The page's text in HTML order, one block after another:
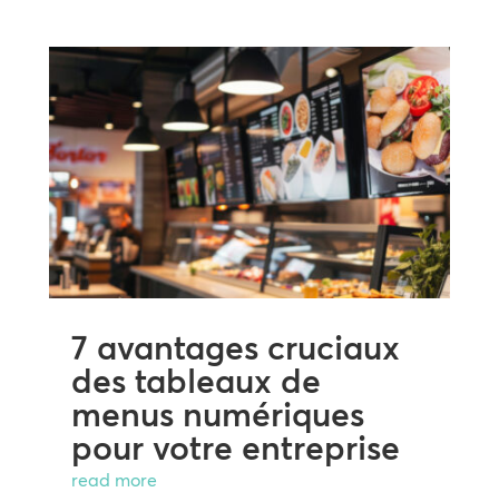
7 avantages cruciaux
des tableaux de
menus numériques
pour votre entreprise
read more